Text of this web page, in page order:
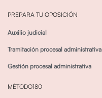
PREPARA TU OPOSICIÓN
Auxilio judicial
Tramitación procesal administrativa
Gestión procesal administrativa
MÉTODO180